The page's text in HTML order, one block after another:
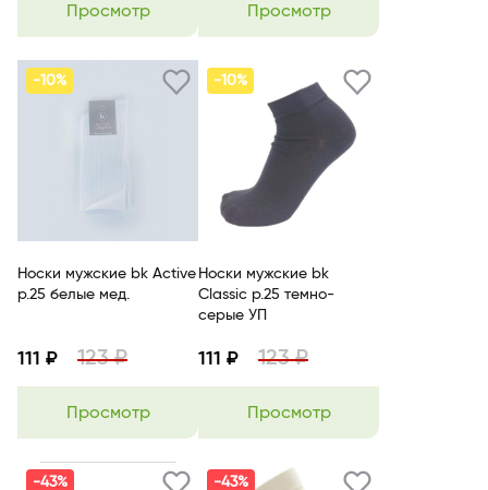
Просмотр Просмотр
-10%
Носки мужские bk Active
р.25 белые мед.
111 ₽ 123 ₽
Просмотр
-10%
Носки мужские bk
Classic р.25 темно-
серые УП
111 ₽ 123 ₽
Просмотр
-43% -43%